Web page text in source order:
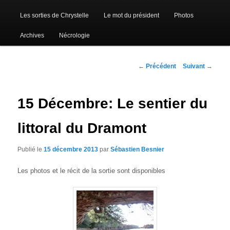
Les sorties de Chrystelle Le mot du président Photos
Archives Nécrologie
Navigation
← Précédent Suivant →
15 Décembre: Le sentier du
littoral du Dramont
Publié le15 décembre 2013 parSébastien Besnier
Les photos et le récit de la sortie sont disponibles